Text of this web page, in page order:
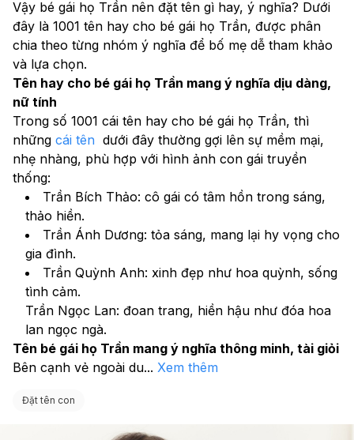
Vậy bé gái họ Trần nên đặt tên gì hay, ý nghĩa? Dưới
đây là 1001 tên hay cho bé gái họ Trần, được phân
chia theo từng nhóm ý nghĩa để bố mẹ dễ tham khảo
và lựa chọn.
Tên hay cho bé gái họ Trần mang ý nghĩa dịu dàng,
nữ tính
Trong số 1001 cái tên hay cho bé gái họ Trần, thì
những cái tên
  dưới đây thường gợi lên sự mềm mại,
nhẹ nhàng, phù hợp với hình ảnh con gái truyền
thống:
Trần Bích Thảo: cô gái có tâm hồn trong sáng,
thảo hiền.
Trần Ánh Dương: tỏa sáng, mang lại hy vọng cho
gia đình.
Trần Quỳnh Anh: xinh đẹp như hoa quỳnh, sống
tình cảm.
Trần Ngọc Lan: đoan trang, hiền hậu như đóa hoa
lan ngọc ngà.
Tên bé gái họ Trần mang ý nghĩa thông minh, tài giỏi
Bên cạnh vẻ ngoài du... Xem thêm
Đặt tên con